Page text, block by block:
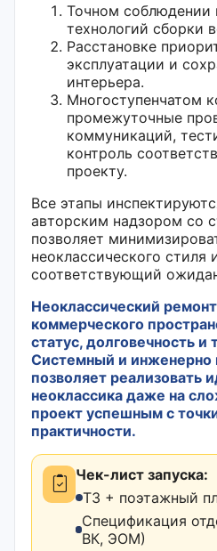
Точном соблюдении
технологий сборки
Расстановке
эксплуатации и
интерьера.
Многоступенчатом
промежуточные
коммуникаций,
контроль
проекту.
Все этапы
авторским надзором со
позволяет
неоклассического стиля
соответствующий
Неоклассический
коммерческого
статус, долговечность
Системный и
позволяет реализовать
неоклассика даже на
проект успешным с
практичности.
Чек-лист запуска:
ТЗ + поэтажный
Спецификация
ВК, ЭОМ)